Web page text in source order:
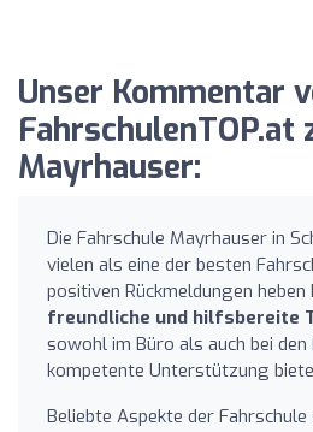
Unser Kommentar
FahrschulenTOP.at
Mayrhauser:
Die Fahrschule Mayrhauser in
vielen als eine der besten
positiven Rückmeldungen heben
freundliche und hilfsbereite
sowohl im Büro als auch bei den
kompetente Unterstützung
Beliebte Aspekte der Fahrschule